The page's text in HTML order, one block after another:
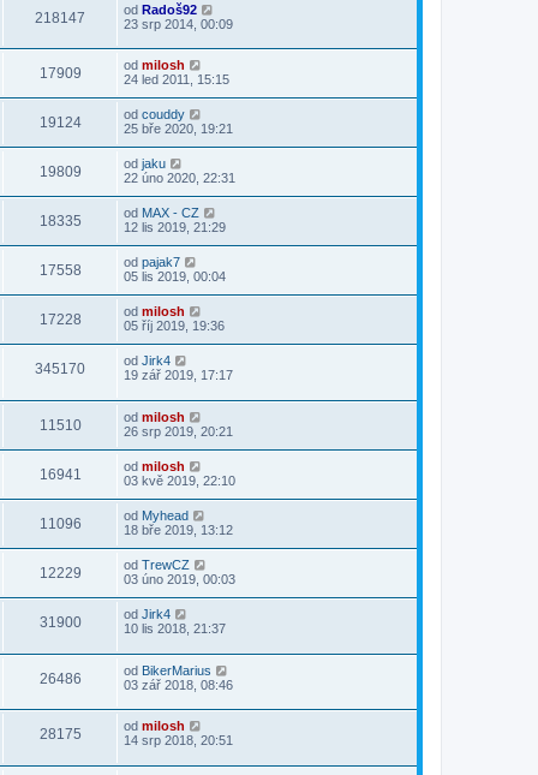
218147 od Radoš92
23 srp 2014, 00:09
17909 od milosh
24 led 2011, 15:15
19124 od couddy
25 bře 2020, 19:21
19809 od jaku
22 úno 2020, 22:31
18335 od MAX - CZ
12 lis 2019, 21:29
17558 od pajak7
05 lis 2019, 00:04
17228 od milosh
05 říj 2019, 19:36
345170 od Jirk4
19 zář 2019, 17:17
11510 od milosh
26 srp 2019, 20:21
16941 od milosh
03 kvě 2019, 22:10
11096 od Myhead
18 bře 2019, 13:12
12229 od TrewCZ
03 úno 2019, 00:03
31900 od Jirk4
10 lis 2018, 21:37
26486 od BikerMarius
03 zář 2018, 08:46
28175 od milosh
14 srp 2018, 20:51